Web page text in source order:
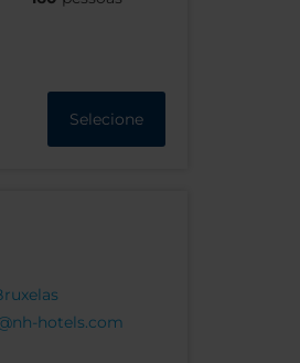
Selecione
hotels.com